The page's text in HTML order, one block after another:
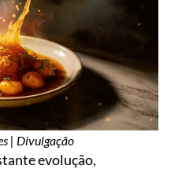
| Divulgação
evolução,